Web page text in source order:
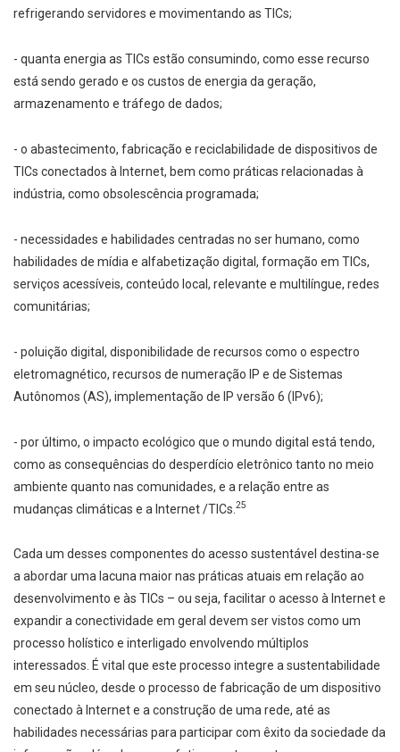
refrigerando servidores e movimentando as TICs;
- quanta energia as TICs estão consumindo, como esse recurso
está sendo gerado e os custos de energia da geração,
armazenamento e tráfego de dados;
- o abastecimento, fabricação e reciclabilidade de dispositivos de
TICs conectados à Internet, bem como práticas relacionadas à
indústria, como obsolescência programada;
- necessidades e habilidades centradas no ser humano, como
habilidades de mídia e alfabetização digital, formação em TICs,
serviços acessíveis, conteúdo local, relevante e multilíngue, redes
comunitárias;
- poluição digital, disponibilidade de recursos como o espectro
eletromagnético, recursos de numeração IP e de Sistemas
Autônomos (AS), implementação de IP versão 6 (IPv6);
- por último, o impacto ecológico que o mundo digital está tendo,
como as consequências do desperdício eletrônico tanto no meio
ambiente quanto nas comunidades, e a relação entre as
mudanças climáticas e a Internet /TICs. 25
Cada um desses componentes do acesso sustentável destina-se
a abordar uma lacuna maior nas práticas atuais em relação ao
desenvolvimento e às TICs – ou seja, facilitar o acesso à Internet e
expandir a conectividade em geral devem ser vistos como um
processo holístico e interligado envolvendo múltiplos
interessados. É vital que este processo integre a sustentabilidade
em seu núcleo, desde o processo de fabricação de um dispositivo
conectado à Internet e a construção de uma rede, até as
habilidades necessárias para participar com êxito da sociedade da